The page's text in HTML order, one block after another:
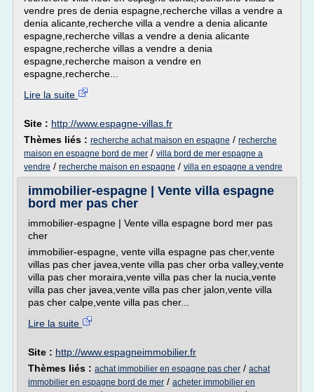
vendre pres de denia espagne,recherche villas a vendre a
denia alicante,recherche villa a vendre a denia alicante
espagne,recherche villas a vendre a denia alicante
espagne,recherche villas a vendre a denia
espagne,recherche maison a vendre en
espagne,recherche...
Lire la suite
Site : http://www.espagne-villas.fr
Thèmes liés : recherche achat maison en espagne / recherche
maison en espagne bord de mer / villa bord de mer espagne a
vendre / recherche maison en espagne / villa en espagne a vendre
immobilier-espagne | Vente villa espagne
bord mer pas cher
immobilier-espagne | Vente villa espagne bord mer pas
cher
immobilier-espagne, vente villa espagne pas cher,vente
villas pas cher javea,vente villa pas cher orba valley,vente
villa pas cher moraira,vente villa pas cher la nucia,vente
villa pas cher javea,vente villa pas cher jalon,vente villa
pas cher calpe,vente villa pas cher...
Lire la suite
Site : http://www.espagneimmobilier.fr
Thèmes liés : achat immobilier en espagne pas cher / achat
immobilier en espagne bord de mer / acheter immobilier en